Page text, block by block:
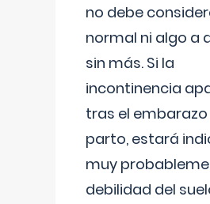
no debe
normal ni algo a
sin más. Si la
incontinencia
tras el embarazo
parto, estará
muy
debilidad del